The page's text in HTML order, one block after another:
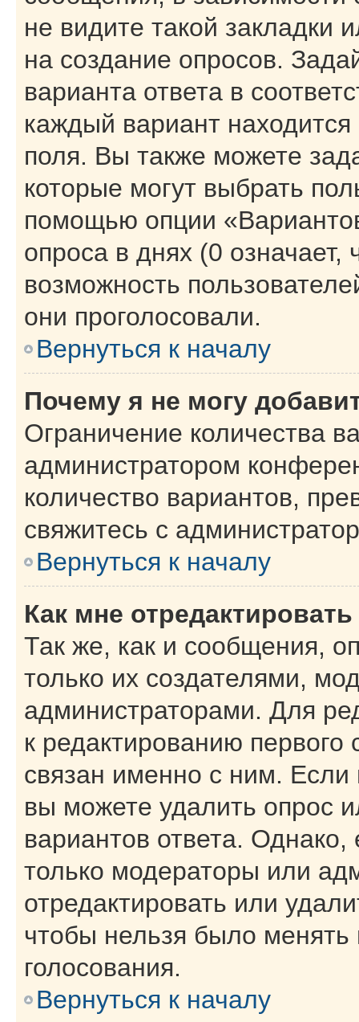
не видите такой
на создание опросов.
варианта ответа в
каждый вариант находится
поля. Вы также можете
которые могут выбрать
помощью опции
опроса в днях (0
возможность
они проголосовали.
Вернуться к началу
Почему я не могу
Ограничение количества
администратором
количество вариантов,
свяжитесь с
Вернуться к началу
Как мне
Так же, как и сообщения,
только их создателями,
администраторами. Для
к редактированию
связан именно с ним. Если
вы можете удалить опрос
вариантов ответа. Однако,
только модераторы или
отредактировать или
чтобы нельзя было
голосования.
Вернуться к началу